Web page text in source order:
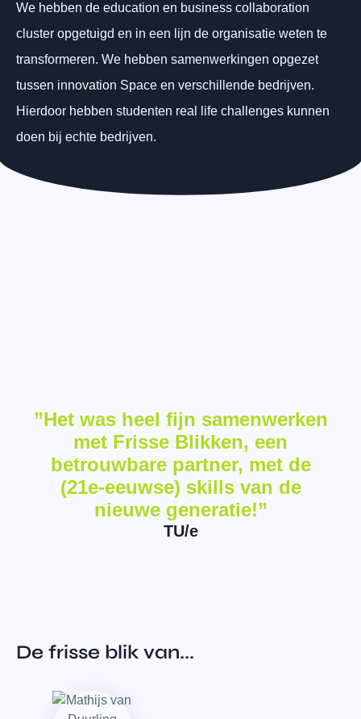
We hebben de education en business collaboration
cluster opgetuigd en in een lijn de organisatie weten te
transformeren. We hebben samenwerkingen opgezet
tussen innovation Space en verschillende bedrijven.
Hierdoor hebben studenten real life challenges kunnen
doen bij echte bedrijven.
”Het was heel fijn samenwerken
met Frisse Blikken, een
betrouwbare partner, met de
(21e-eeuwse) skills van de
nieuwe generatie!”
TU/e
De frisse blik van...